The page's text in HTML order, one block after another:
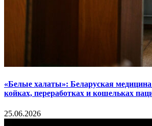
«Белые халаты»: Беларуская
койках, переработках и кошельках
25.06.2026